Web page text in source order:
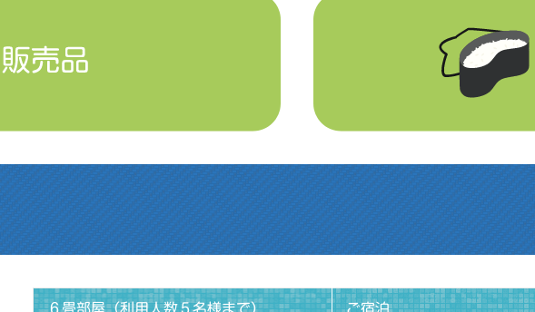
６畳部屋（利用人数５名様まで） ご宿泊